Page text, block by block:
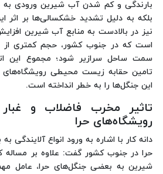
بارندگی و کم شدن آب شیرین ورودی
بلکه به دلیل تشدید خشکسالی‌ها بر اثر
نیز در بالادست به منابع آب شیرین
است که در جنوب کشور، حجم کمتری از
سمت ساحل سرازیر شود؛ مجموع این
تامین حقابه زیست محیطی
این جنگل‌ها را به خطر انداخته است.
تاثیر مخرب فاضلاب و
رویشگاه‌های حرا
دانه کار با اشاره به ورود انواع آلایندگی
حرا در جنوب کشور گفت: علاوه بر
شیرین به بعضی جنگل‌های حرا، عامل